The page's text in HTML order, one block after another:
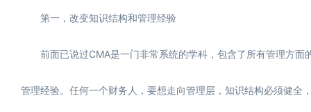
第一，改变知识结构和管理经验
前面已说过CMA是一门非常系统的学科，包含了所有管理方面
管理经验。任何一个财务人，要想走向管理层，知识结构必须健